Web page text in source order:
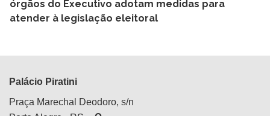
órgãos do Executivo adotam medidas para
atender à legislação eleitoral
Palácio Piratini
Praça Marechal Deodoro, s/n